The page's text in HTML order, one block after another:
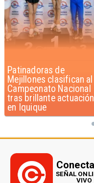
Novedoso programa de
entrenamiento de gatos
beneficia a niños con
discapacidad
SEÑAL
VIVO